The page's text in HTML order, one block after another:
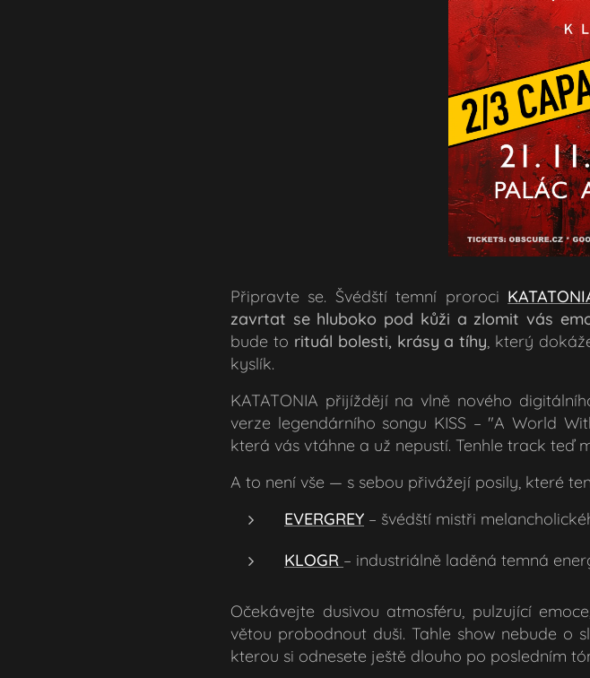
Připravte se. Švédští temní proroci
zavrtat se hluboko pod kůži a zlomit vás
bude to rituál bolesti, krásy a tíhy, který
kyslík.
KATATONIA přijíždějí na vlně nového
verze legendárního songu KISS – "A World
která vás vtáhne a už nepustí. Tenhle track teď
A to není vše — s sebou přivážejí posily, které
EVERGREY – švédští mistři
KLOGR – industriálně laděná temná
Očekávejte dusivou atmosféru, pulzující
větou probodnout duši. Tahle show nebude o
kterou si odnesete ještě dlouho po posledním